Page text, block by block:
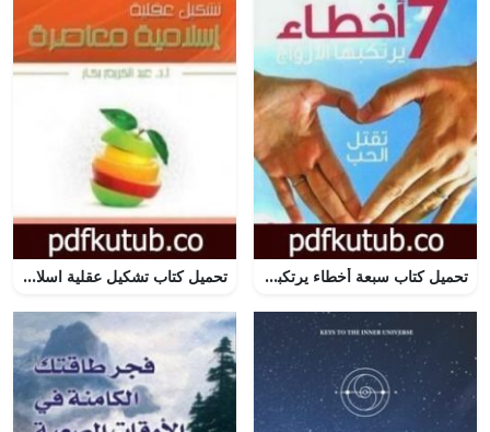
تحميل كتاب سبعة أخطاء يرتكبها الأزواج تقتل الحب PDF تأليف باتريسيا دولاهي مجانا [كامل] تحميل كتاب تشكيل عقلية اسلامية معاصرة PDF تأليف عبد الكريم بكار مجانا [كامل]